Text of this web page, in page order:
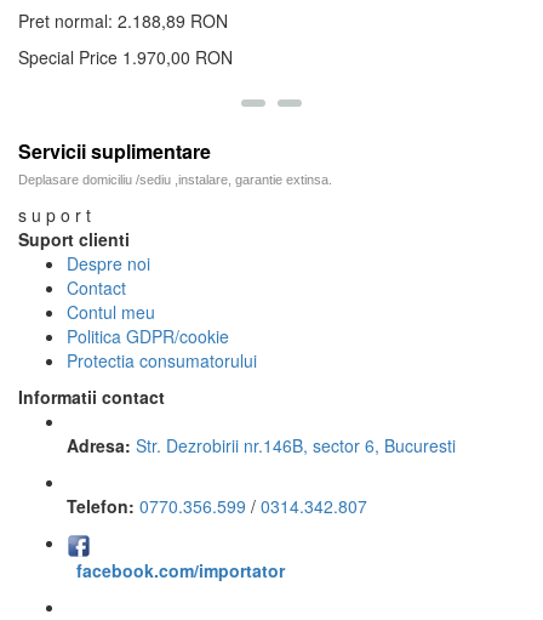
Pret normal: 2.188,89 RON
Special Price 1.970,00 RON
Servicii suplimentare
Deplasare domiciliu /sediu ,instalare, garantie extinsa.
s u p o r t
Suport clienti
Despre noi
Contact
Contul meu
Politica GDPR/cookie
Protectia consumatorului
Informatii contact
Adresa: Str. Dezrobirii nr.146B, sector 6, Bucuresti
Telefon: 0770.356.599 / 0314.342.807
facebook.com/importator